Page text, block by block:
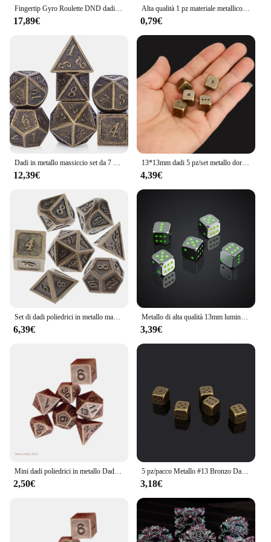
Fingertip Gyro Roulette DND dadi, Cool Spinning Games giroscopio con punta delle dita, Set di dadi in metallo con confezione regalo per giochi di ruolo RPG MTG
17,89€
Alta qualità 1 pz materiale metallico dadi luminosi/Non luminosi oro/argento/rame gioco da tavolo draghi da gioco
0,79€
Dadi in metallo massiccio set da 7 pezzi dadi poligonali Cthulhu gioco da tavolo RPG Pathfinder dadi in metallo gioco di ruolo gioco da tavolo muslimed6
12,39€
13*13mm dadi 5 pz/set metallo dorato/argento dadi divertenti Standard gioco da tavolo Decider a sei lati Acessorios
4,39€
6,39€
Metallo di alta qualità 13mm luminoso a sei facce Spot D6 Giochi di gioco Set di dadi Dadi per Bar Pub Club Party Gioco da tavolo
3,39€
2,50€
5 pz/pacco Metallo #13 Bronzo Dadi Oro Argento Dadi KTV Bar di Intrattenimento Forniture Dadi Divertimento
3,18€